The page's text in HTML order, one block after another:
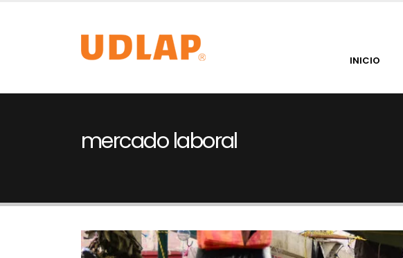
INICIO
mercado laboral